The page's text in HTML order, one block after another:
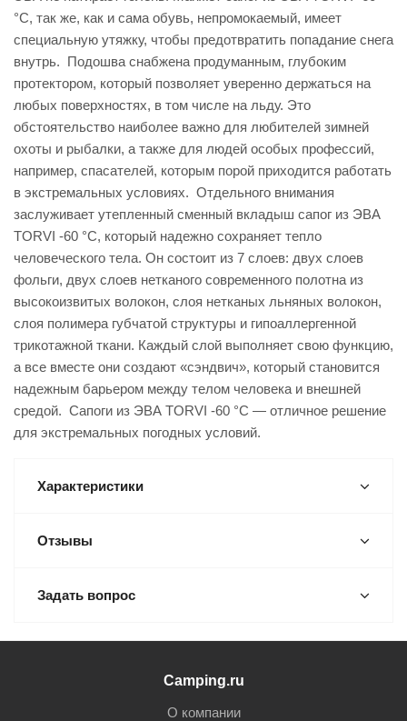
°С, так же, как и сама обувь, непромокаемый, имеет
специальную утяжку, чтобы предотвратить попадание снега
внутрь. Подошва снабжена продуманным, глубоким
протектором, который позволяет уверенно держаться на
любых поверхностях, в том числе на льду. Это
обстоятельство наиболее важно для любителей зимней
охоты и рыбалки, а также для людей особых профессий,
например, спасателей, которым порой приходится работать
в экстремальных условиях. Отдельного внимания
заслуживает утепленный сменный вкладыш сапог из ЭВА
TORVI -60 °С, который надежно сохраняет тепло
человеческого тела. Он состоит из 7 слоев: двух слоев
фольги, двух слоев нетканого современного полотна из
высокоизвитых волокон, слоя нетканых льняных волокон,
слоя полимера губчатой структуры и гипоаллергенной
трикотажной ткани. Каждый слой выполняет свою функцию,
а все вместе они создают «сэндвич», который становится
надежным барьером между телом человека и внешней
средой. Сапоги из ЭВА TORVI -60 °С — отличное решение
для экстремальных погодных условий.
Характеристики
Отзывы
Задать вопрос
Camping.ru
О компании